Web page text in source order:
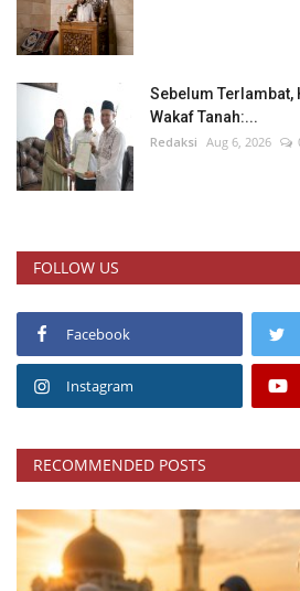
Sebelum Terlambat,
Wakaf Tanah:...
Redaksi Aug 6, 2026
FOLLOW US
Facebook
Instagram
RECOMMENDED POSTS